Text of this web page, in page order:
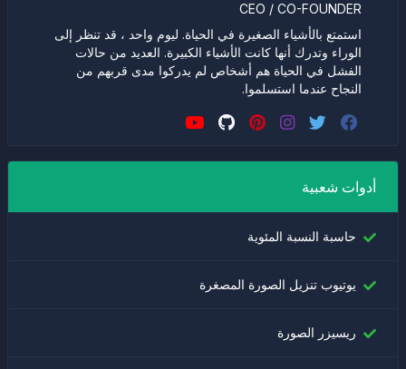
CEO / CO-FOUNDER
استمتع بالأشياء الصغيرة في الحياة. ليوم واحد ، قد تنظر إلى
الوراء وتدرك أنها كانت الأشياء الكبيرة. العديد من حالات
الفشل في الحياة هم أشخاص لم يدركوا مدى قربهم من
النجاح عندما استسلموا.
أدوات شعبية
حاسبة النسبة المئوية
يوتيوب تنزيل الصورة المصغرة
ريسيزر الصورة